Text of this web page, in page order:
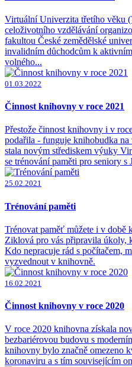
Virtuální Univerzita třetího věku
celoživotního vzdělávání
fakultou České zemědělské
invalidním důchodcům k
volného...
01.03.2022
Činnost knihovny v roce 2021
Přestože činnost knihovny i v
podařila - funguje knihobudka
stala novým střediskem výuky
se trénování paměti pro seniory s
25.02.2021
Trénování paměti
Trénovat paměť můžete i v době
Ziklová pro vás připravila úkoly,
Kdo nepracuje rád s počítačem,
vyzvednout v knihovně.
16.02.2021
Činnost knihovny v roce 2020
V roce 2020 knihovna získala
bezbariérovou budovu s
knihovny bylo značně omezeno
koronaviru a s tím souvisejícím